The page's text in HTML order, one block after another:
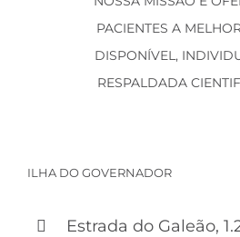
PACIENTES A
DISPONÍVEL,
RESPALDADA
ILHA DO GOVERNADOR
Estrada do Galeão,